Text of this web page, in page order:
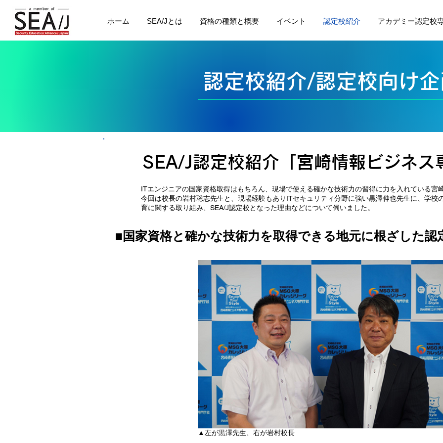
ホーム SEA/Jとは 資格の種類と概要 イベント 認定校紹介 アカデミー認定校
認定校紹介/認定校向け
SEA/J認定校紹介「宮崎情報ビジネス
ITエンジニアの国家資格取得はもちろん、現場で使える確かな技術力の習得に力を入れている宮
今回は校長の岩村聡志先生と、現場経験もありITセキュリティ分野に強い黒澤伸也先生に、学校
育に関する取り組み、SEA/J認定校となった理由などについて伺いました。
■国家資格と確かな技術力を取得できる地元に根ざした認
▲左が黒澤先生、右が岩村校長